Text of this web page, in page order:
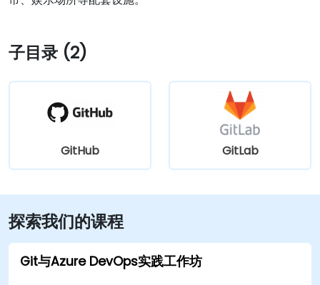
子目录 (2)
GitHub GitLab
探索我们的课程
Git与Azure DevOps实践工作坊